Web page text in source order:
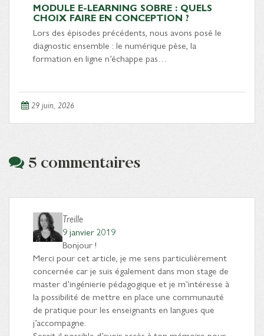
MODULE E-LEARNING SOBRE : QUELS
CHOIX FAIRE EN CONCEPTION ?
Lors des épisodes précédents, nous avons posé le
diagnostic ensemble : le numérique pèse, la
formation en ligne n’échappe pas…
29 juin, 2026
5 commentaires
Treille
9 janvier 2019
Bonjour !
Merci pour cet article, je me sens particulièrement
concernée car je suis également dans mon stage de
master d’ingénierie pédagogique et je m’intéresse à
la possibilité de mettre en place une communauté
de pratique pour les enseignants en langues que
j’accompagne.